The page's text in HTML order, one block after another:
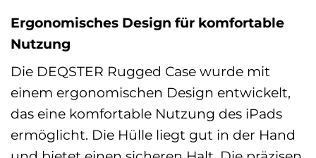
Ergonomisches Design für komfortable
Nutzung
Die DEQSTER Rugged Case wurde mit
einem ergonomischen Design entwickelt,
das eine komfortable Nutzung des iPads
ermöglicht. Die Hülle liegt gut in der Hand